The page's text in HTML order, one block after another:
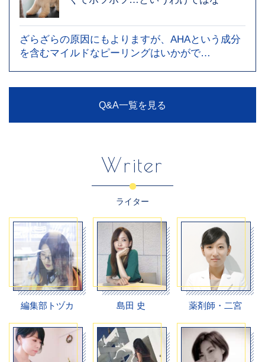
ざらざらの原因にもよりますが、AHAという成分
を含むマイルドなピーリングはいかがで…
Q&A一覧を見る
Writer
ライター
編集部トヅカ 島田 史 薬剤師・二宮